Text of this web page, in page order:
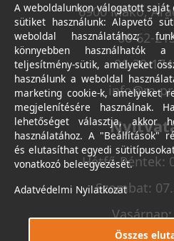
6900 Makó,
06-62-
06-30-
info@m-
Hétfő-Péntek:
Szombat:
A weboldalunkon válogatott
sütiket használunk: Alapvető
weboldal használatához;
könnyebben használhatók
teljesítmény-sütik, amelyeket
használunk a weboldal
marketing cookie-k, amelyeket
megjelenítésére használnak.
lehetőséget választja, akkor
használatához. A "Beállítások"
és elutasíthat egyedi
vonatkozó beleegyezését.
Adatvédelmi Nyilatkozat
Összes